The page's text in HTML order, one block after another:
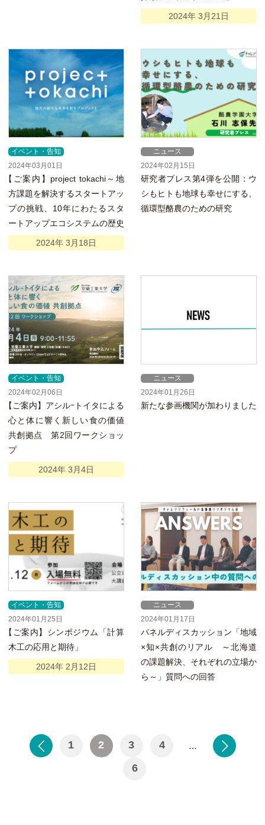
2024年 3月 21日
イベント・告知
2024年03月01日
【 ご案内】project tokachi～地
方課題を解決するスタートアッ
プの挑戦、10年にわたるスタ
ートアップエコシステムの歴史
2024年 3月 18日
ニュース
2024年02月15日
研究者プレス第4弾を公開：ウ
シもヒトも地球も幸せにする、
循環型酪農のための研究
イベント・告知
2024年02月06日
【ご案内】アシルｰトイタによる
心と体に響く新しい食の価値
共創拠点 第2回ワークショッ
プ
2024年 3月4日
ニュース
2024年01月26日
新たな参画機関が加わりました
イベント・告知
2024年01月25日
【 ご案内】シンポジウム「計算
木工の応用と期待」
2024年 2月 12日
ニュース
2024年01月17日
パネルディスカッション「地域
×知×共創のリアル ～北海道
の課題解決、それぞれの立場か
ら～」質問への回答
稿
1 2 3 4 …
6